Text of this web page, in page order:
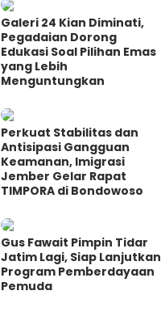
Galeri 24 Kian Diminati,
Pegadaian Dorong
Edukasi Soal Pilihan Emas
yang Lebih
Menguntungkan
Perkuat Stabilitas dan
Antisipasi Gangguan
Keamanan, Imigrasi
Jember Gelar Rapat
TIMPORA di Bondowoso
Gus Fawait Pimpin Tidar
Jatim Lagi, Siap Lanjutkan
Program Pemberdayaan
Pemuda